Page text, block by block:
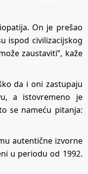
On je prešao
ispod civilizacijskog
zaustaviti”, kaže
da i oni zastupaju
a istovremeno je
se nameću pitanja:
autentične izvorne
u periodu od 1992.